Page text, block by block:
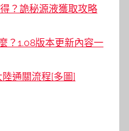
？詭秘源液獲取攻略
？1.08版本更新內容一
通關流程[多圖]